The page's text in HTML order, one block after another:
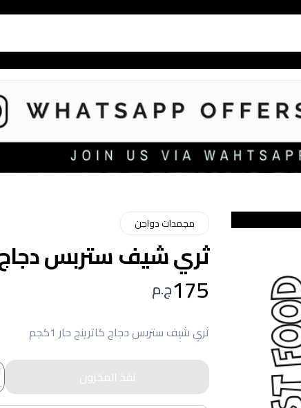
مجمدات دواجن
ثري شيف ستربس دجاج
175ج.م
ثري شيف ستربس دجاج كاترينج حار 1كجم
نفذ المخزون